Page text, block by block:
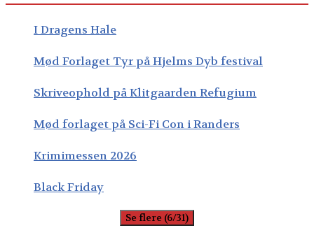
I Dragens Hale
Mød Forlaget Tyr på Hjelms Dyb festival
Skriveophold på Klitgaarden Refugium
Mød forlaget på Sci-Fi Con i Randers
Krimimessen 2026
Black Friday
Se flere (6/31)